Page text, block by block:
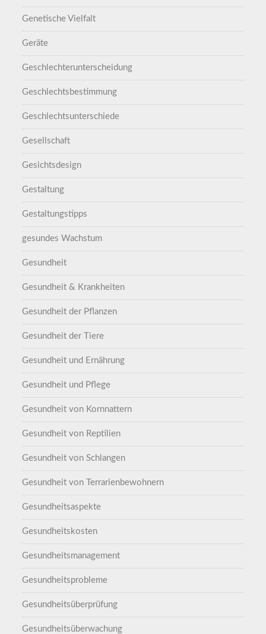
Genetische Vielfalt
Geräte
Geschlechterunterscheidung
Geschlechtsbestimmung
Geschlechtsunterschiede
Gesellschaft
Gesichtsdesign
Gestaltung
Gestaltungstipps
gesundes Wachstum
Gesundheit
Gesundheit & Krankheiten
Gesundheit der Pflanzen
Gesundheit der Tiere
Gesundheit und Ernährung
Gesundheit und Pflege
Gesundheit von Kornnattern
Gesundheit von Reptilien
Gesundheit von Schlangen
Gesundheit von Terrarienbewohnern
Gesundheitsaspekte
Gesundheitskosten
Gesundheitsmanagement
Gesundheitsprobleme
Gesundheitsüberprüfung
Gesundheitsüberwachung